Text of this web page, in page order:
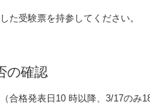
た受験票を持参してください。
の確認
合格発表日10 時以降、3/17のみ